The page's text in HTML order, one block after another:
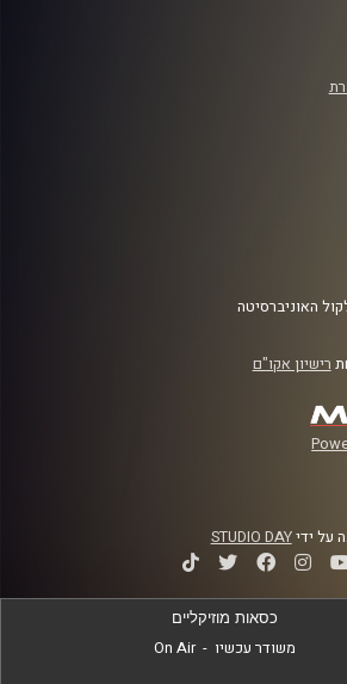
האוניברסיטה
רישיון אקו"ם
על ידיSTUDIO DAY
כסאות מוזיקליים
משודר עכשיו -
On Air